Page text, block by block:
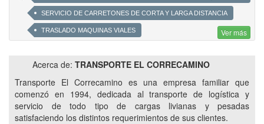
CARGAS GENERALES Y MERCANCÍAS PELIGROSAS
SERVICIO DE CARRETONES DE CORTA Y LARGA DISTANCIA
TRASLADO MAQUINAS VIALES
EQUIPOS ESPECIALES MANITÚ ELEVADOR
TRANSPORTE DE TRÁILER RETROEXCAVADORA
CARRETÓN CON CUELLO DESMONTABLE CON O SIN RAMPLAS
LOGÍSTICA A FINES DE LA INDUSTRIA PETROLERA
Ver más
Acerca de: TRANSPORTE EL CORRECAMINO
Transporte El Correcamino es una empresa familiar que
comenzó en 1994, dedicada al transporte de logística y
servicio de todo tipo de cargas livianas y pesadas
satisfaciendo los distintos requerimientos de sus clientes.